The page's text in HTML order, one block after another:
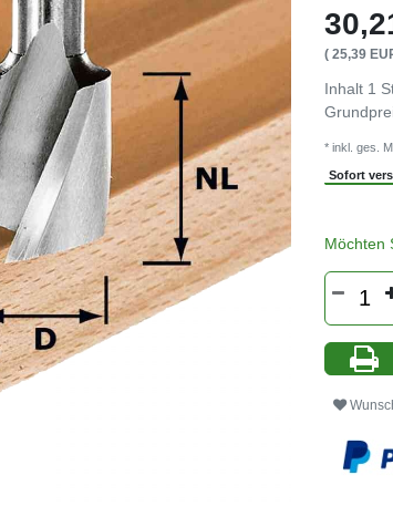
( 25,39
Inhalt 1
* inkl. ges.
Sofort
Möchten